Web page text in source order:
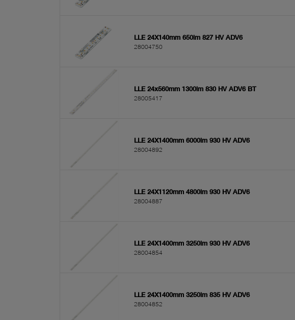
LLE 24X140mm 650lm 827 HV ADV6
28004750
LLE 24x560mm 1300lm 830 HV ADV6 BT
28005417
LLE 24X1400mm 6000lm 930 HV ADV6
28004892
LLE 24X1120mm 4800lm 930 HV ADV6
28004887
LLE 24X1400mm 3250lm 930 HV ADV6
28004854
LLE 24X1400mm 3250lm 835 HV ADV6
28004852